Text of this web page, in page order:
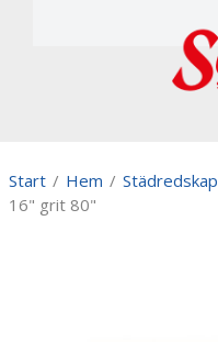
Start / Hem / Städredskap
16" grit 80"